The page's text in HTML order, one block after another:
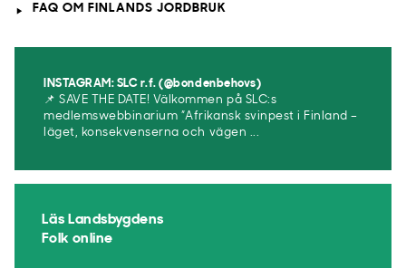
FAQ OM FINLANDS JORDBRUK
INSTAGRAM: SLC r.f. (@bondenbehovs)
📌 SAVE THE DATE! Välkommen på SLC:s
medlemswebbinarium ”Afrikansk svinpest i Finland –
läget, konsekvenserna och vägen ...
Läs Landsbygdens
Folk online